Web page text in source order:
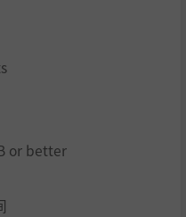
or better